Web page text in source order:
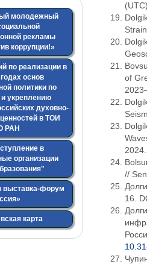
молодежный
рекламы
коррупции!»
по реализации в
основ
политики по
укреплению
духовно-
в ТОИ
РАН
в
организации
выставка-форум
карта
of
//
16.